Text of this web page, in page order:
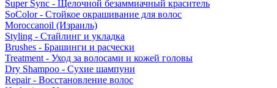
Super Sync - Щелочной безаммиачный краситель
SoColor - Стойкое окрашивание для волос
Moroccanoil (Израиль)
Styling - Стайлинг и укладка
Brushes - Брашинги и расчески
Treatment - Уход за волосами и кожей головы
Dry Shampoo - Сухие шампуни
Repair - Восстановление волос